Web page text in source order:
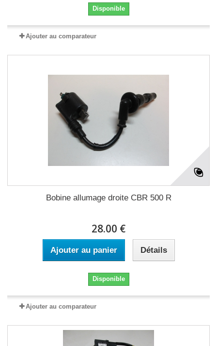
Disponible
Ajouter au comparateur
Bobine allumage droite CBR 500 R
28.00 €
Ajouter au panier Détails
Disponible
Ajouter au comparateur